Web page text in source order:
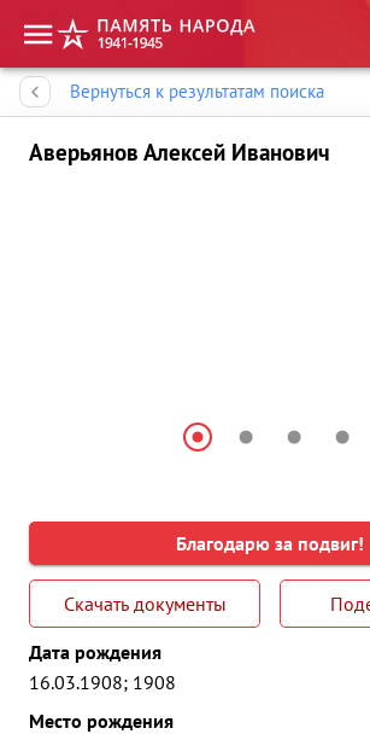
Вернуться к результатам поиска
Аверьянов Алексей Иванович
Благодарю за подвиг!
Скачать документы
Дата рождения
16.03.1908; 1908
Место рождения
Память народа